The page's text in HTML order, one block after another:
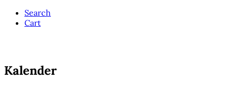
Search
Cart
Kalender